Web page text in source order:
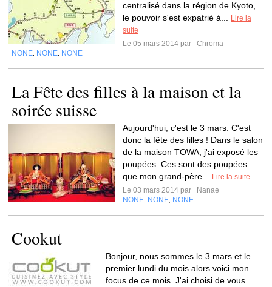
centralisé dans la région de Kyoto,
le pouvoir s'est expatrié à...
Lire la
suite
Le 05 mars 2014 par
Chroma
NONE NONE NONE
La Fête des filles à la maison et la
soirée suisse
Aujourd'hui, c'est le 3 mars. C'est
donc la fête des filles ! Dans le salon
de la maison TOWA, j'ai exposé les
poupées. Ces sont des poupées
que mon grand-père...
Lire la suite
Le 03 mars 2014 par
Nanae
NONE NONE NONE
Cookut
Bonjour, nous sommes le 3 mars et le
premier lundi du mois alors voici mon
focus de ce mois. J'ai choisi de vous